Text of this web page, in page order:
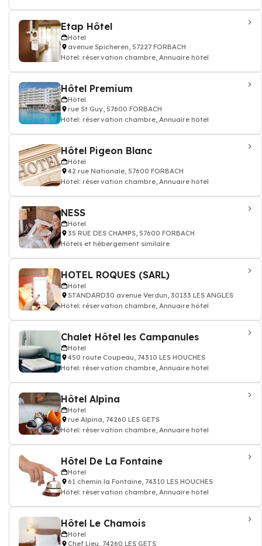
Etap Hôtel
Hôtel
avenue Spicheren, 57227 FORBACH
Hôtel: réservation chambre, Annuaire hôtel
Hôtel Premium
Hôtel
rue St Guy, 57600 FORBACH
Hôtel: réservation chambre, Annuaire hôtel
Hôtel Pigeon Blanc
Hôtel
42 rue Nationale, 57600 FORBACH
Hôtel: réservation chambre, Annuaire hôtel
NESS
Hôtel
35 RUE DES CHAMPS, 57600 FORBACH
Hôtels et hébergement similaire
HOTEL ROQUES (SARL)
Hôtel
STANDARD30 avenue Verdun, 30133 LES ANGLES
Hôtel: réservation chambre, Annuaire hôtel
Chalet Hôtel les Campanules
Hôtel
450 route Coupeau, 74310 LES HOUCHES
Hôtel: réservation chambre, Annuaire hôtel
Hôtel Alpina
Hôtel
rue Alpina, 74260 LES GETS
Hôtel: réservation chambre, Annuaire hôtel
Hôtel De La Fontaine
Hôtel
61 chemin la Fontaine, 74310 LES HOUCHES
Hôtel: réservation chambre, Annuaire hôtel
Hôtel Le Chamois
Hôtel
Chef Lieu, 74260 LES GETS